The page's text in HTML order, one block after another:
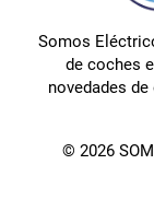
Somos
de coches
novedades
© 2026